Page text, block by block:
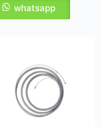
whatsapp